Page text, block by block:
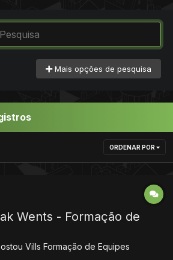
Mais opções de pesquisa
ORDENAR POR
Wents - Formação de
Vills Formação de Equipes